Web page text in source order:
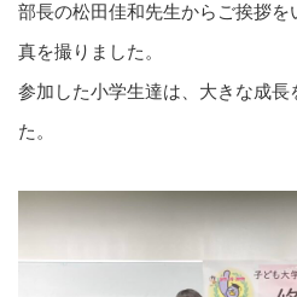
部長の松田佳和先生からご挨拶
真を撮りました。
参加した小学生達は、大きな成長
た。